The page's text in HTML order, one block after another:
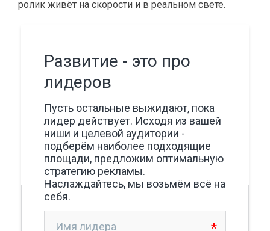
ролик живёт на скорости и в реальном свете.